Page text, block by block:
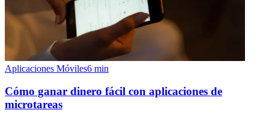
Aplicaciones Móviles6 min
Cómo ganar dinero fácil con aplicaciones de
microtareas